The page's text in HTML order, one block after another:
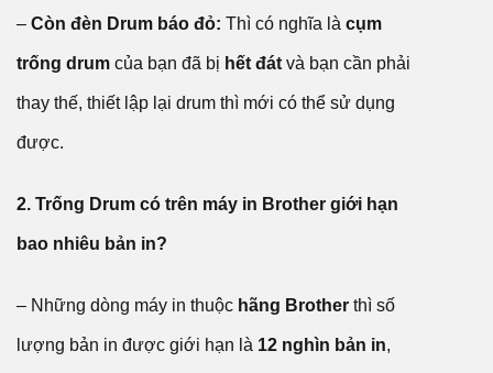
– Còn đèn Drum báo đỏ: Thì có nghĩa là cụm
trống drum của bạn đã bị hết đát và bạn cần phải
thay thế, thiết lập lại drum thì mới có thể sử dụng
được.
2. Trống Drum có trên máy in Brother giới hạn
bao nhiêu bản in?
– Những dòng máy in thuộc hãng Brother thì số
lượng bản in được giới hạn là 12 nghìn bản in,